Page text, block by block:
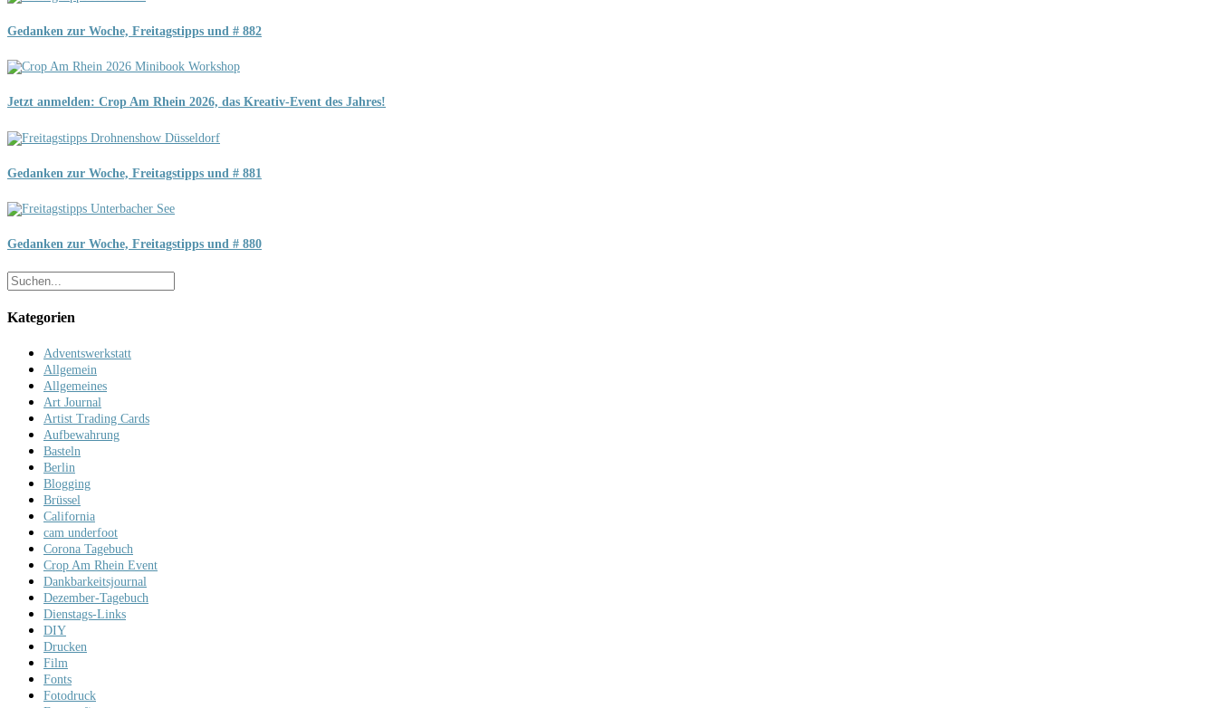
Gedanken zur Woche, Freitagstipps und # 882
Jetzt anmelden: Crop Am Rhein 2026, das Kreativ-Event des Jahres!
Gedanken zur Woche, Freitagstipps und # 881
Gedanken zur Woche, Freitagstipps und # 880
Kategorien
Adventswerkstatt
Allgemein
Allgemeines
Art Journal
Artist Trading Cards
Aufbewahrung
Basteln
Berlin
Blogging
Brüssel
California
cam underfoot
Corona Tagebuch
Crop Am Rhein Event
Dankbarkeitsjournal
Dezember-Tagebuch
Dienstags-Links
DIY
Drucken
Film
Fonts
Fotodruck